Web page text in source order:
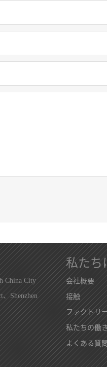
China City
Shenzhen
私たち
会社概要
接触
ファクトリ
私たちの働
よくある質